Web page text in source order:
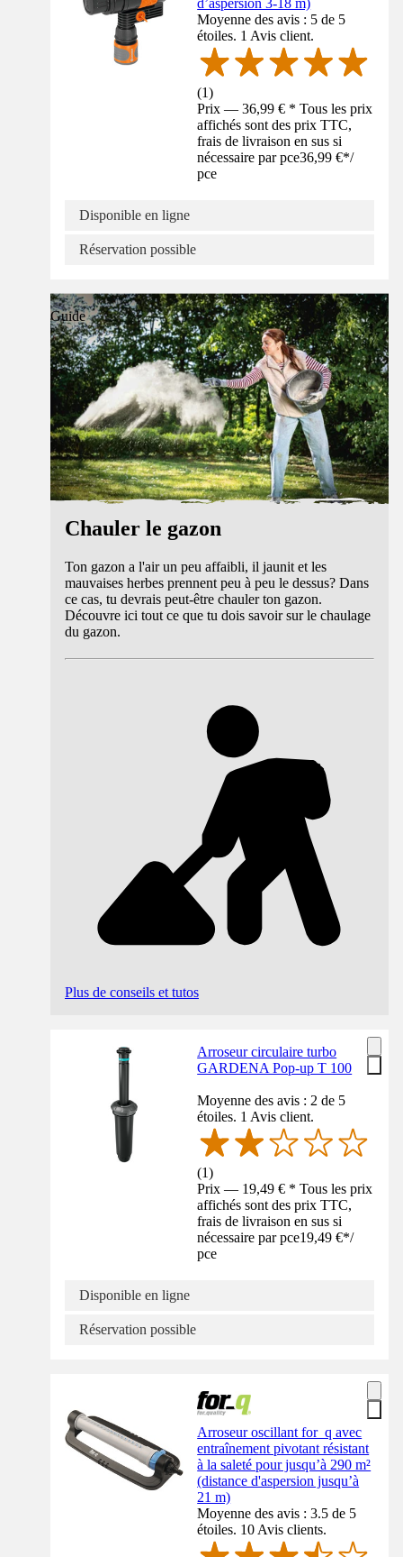
d’aspersion 3-18 m)
Moyenne des avis : 5 de 5
étoiles. 1 Avis client.
(1)
Prix — 36,99 € * Tous les prix
affichés sont des prix TTC,
frais de livraison en sus si
nécessaire par pce36,99 €*/
pce
Disponible en ligne
Réservation possible
Guide
Chauler le gazon
Ton gazon a l'air un peu affaibli, il jaunit et les
mauvaises herbes prennent peu à peu le dessus? Dans
ce cas, tu devrais peut-être chauler ton gazon.
Découvre ici tout ce que tu dois savoir sur le chaulage
du gazon.
Plus de conseils et tutos
Arroseur circulaire turbo
GARDENA Pop-up T 100
Moyenne des avis : 2 de 5
étoiles. 1 Avis client.
(1)
Prix — 19,49 € * Tous les prix
affichés sont des prix TTC,
frais de livraison en sus si
nécessaire par pce19,49 €*/
pce
Disponible en ligne
Réservation possible
Arroseur oscillant for_q avec
entraînement pivotant résistant
à la saleté pour jusqu’à 290 m²
(distance d'aspersion jusqu’à
21 m)
Moyenne des avis : 3.5 de 5
étoiles. 10 Avis clients.